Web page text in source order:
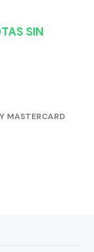
SIN
MASTERCARD